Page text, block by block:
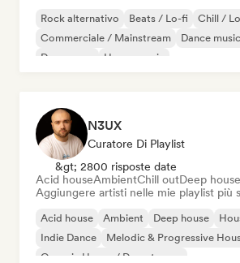
Rock alternativo Beats / Lo-fi
Chill /
Commerciale / Mainstream
Dance music
Dream pop
House music
N3UX
Curatore Di Playlist
&gt; 2800 risposte date
Acid houseAmbientChill outDeep house
Aggiungere artisti nelle mie playlist più
Acid house Ambient Deep house
Indie Dance
Melodic & Progressive
Organic House / Downtempo